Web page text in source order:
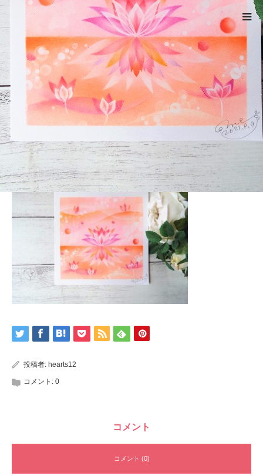
ホーム DSCF4662
Warning
: ltrim() expects parameter 1 to be string, object given
/home/xs524725/reiki-kumamoto.com/public_html/wp-
includes/formatting.phpon line 4343
DSCF4662
投稿者: hearts12
コメント: 0
コメント
コメント (0)